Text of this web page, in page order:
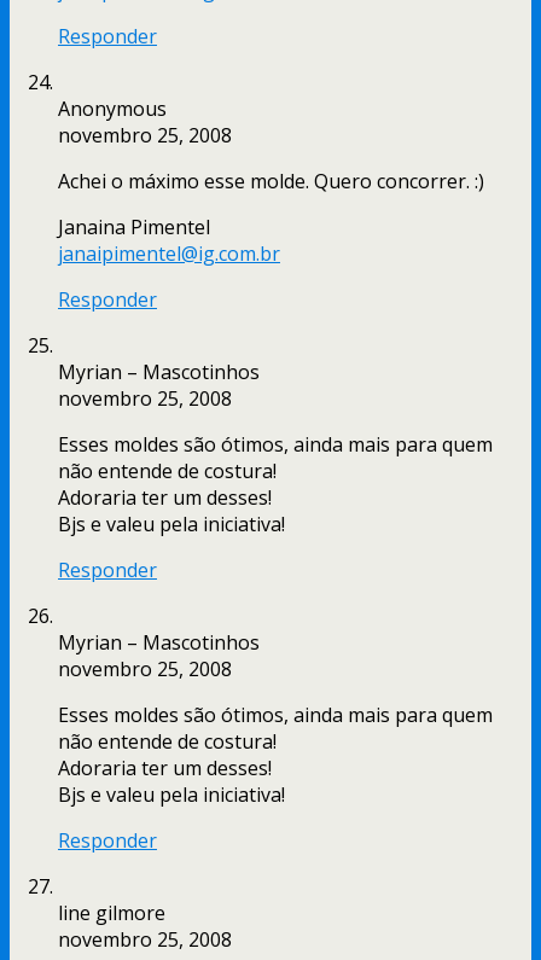
Responder
Anonymous
novembro 25, 2008
Achei o máximo esse molde. Quero concorrer. :)
Janaina Pimentel
janaipimentel@ig.com.br
Responder
Myrian – Mascotinhos
novembro 25, 2008
Esses moldes são ótimos, ainda mais para quem
não entende de costura!
Adoraria ter um desses!
Bjs e valeu pela iniciativa!
Responder
Myrian – Mascotinhos
novembro 25, 2008
Esses moldes são ótimos, ainda mais para quem
não entende de costura!
Adoraria ter um desses!
Bjs e valeu pela iniciativa!
Responder
line gilmore
novembro 25, 2008